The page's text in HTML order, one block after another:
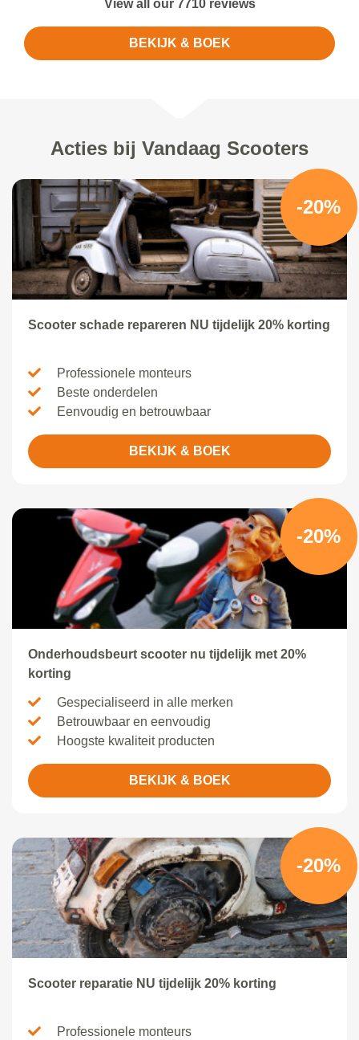
View all our 7710 reviews
BEKIJK & BOEK
Acties bij Vandaag Scooters
-20%
Scooter schade repareren NU tijdelijk 20% korting
Professionele monteurs
Beste onderdelen
Eenvoudig en betrouwbaar
BEKIJK & BOEK
-20%
Onderhoudsbeurt scooter nu tijdelijk met 20%
korting
Gespecialiseerd in alle merken
Betrouwbaar en eenvoudig
Hoogste kwaliteit producten
BEKIJK & BOEK
-20%
Scooter reparatie NU tijdelijk 20% korting
Professionele monteurs